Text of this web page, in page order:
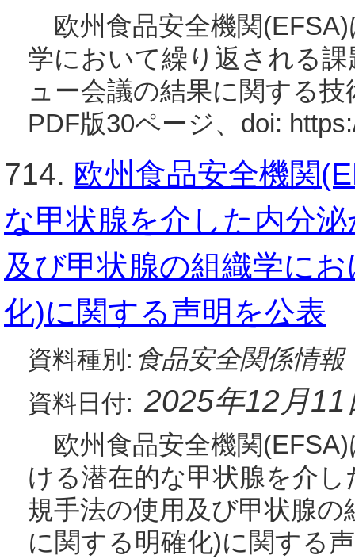
欧州食品安全機関
学において繰り返される
ュー会議の結果に関する
PDF版30ページ、doi:
714. 欧州食品安全機関
な甲状腺を介した内分
及び甲状腺の組織学に
化)に関する声明を公表
資料種別: 食品安全関係情報
資料日付: 2025年12月11
欧州食品安全機関
ける潜在的な甲状腺を介
規手法の使用及び甲状腺
に関する明確化)に関する